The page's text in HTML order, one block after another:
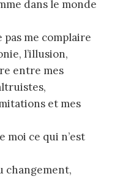
dans le monde
pas me complaire
l’illusion,
entre mes
et mes
moi ce qui n’est
changement,